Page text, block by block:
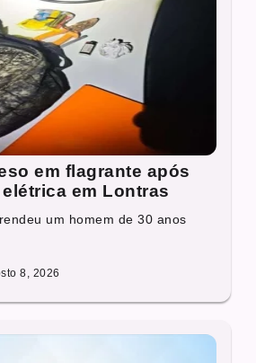
em flagrante após
em Lontras
um homem de 30 anos
8, 2026